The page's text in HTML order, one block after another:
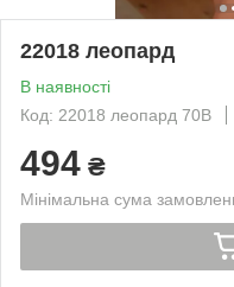
22018 леопард
В наявності
Код: 22018 леопард 70В
494 ₴
Мінімальна сума